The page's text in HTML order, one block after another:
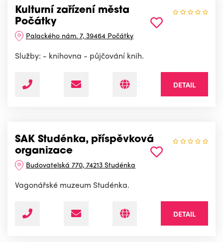
Kulturní zařízení města
Počátky
Palackého nám. 7, 39464 Počátky
Služby: - knihovna - půjčování knih.
DETAIL
SAK Studénka, příspěvková
organizace
Budovatelská 770, 74213 Studénka
Vagonářské muzeum Studénka.
DETAIL